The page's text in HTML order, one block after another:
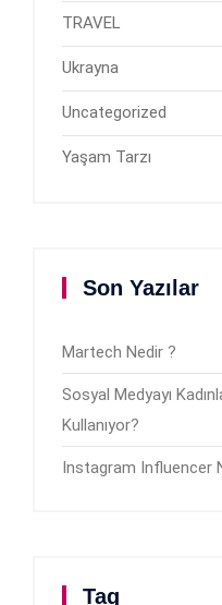
TRAVEL
Ukrayna
Uncategorized
Yaşam Tarzı
Son Yazılar
Martech Nedir ?
Sosyal Medyayı
Kullanıyor?
Instagram Influencer
Tag